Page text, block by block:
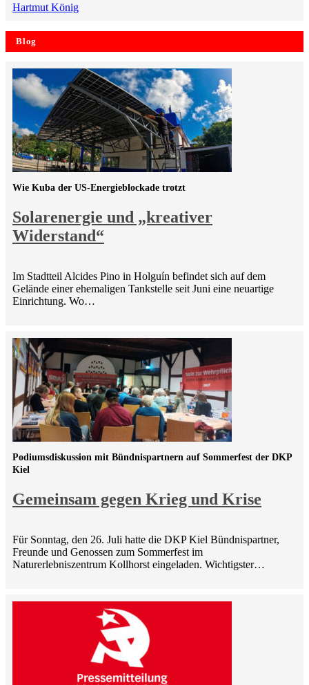
Hartmut König
Blog
Solarenergie und „kreativer
Widerstand“
Wie Kuba der US-Energieblockade trotzt
Im Stadtteil Alcides Pino in Holguín befindet sich auf dem
Gelände einer ehemaligen Tankstelle seit Juni eine neuartige
Einrichtung. Wo…
Gemeinsam gegen Krieg und Krise
Podiumsdiskussion mit Bündnispartnern auf Sommerfest der DKP
Kiel
Für Sonntag, den 26. Juli hatte die DKP Kiel Bündnispartner,
Freunde und Genossen zum Sommerfest im
Naturerlebniszentrum Kollhorst eingeladen. Wichtigster…